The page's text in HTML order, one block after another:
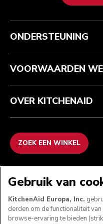
Health check
Je bestelling volgen
Garantie en documenten
Recupel
Algemene voorwaarden
Retournering en terugbetaling
Imprint
ODR
Het merk
Zoek een winkel
ONDERSTEUNING
VOORWAARDEN
OVER KITCHENAID
ZOEK EEN WINKEL
Gebruik van
KitchenAid Europa, Inc.
derden om de functionaliteit
browse-ervaring te bieden